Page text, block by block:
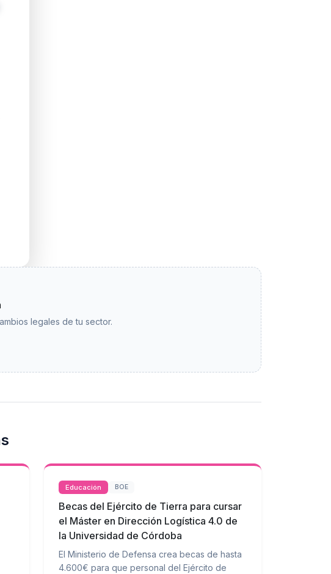
legales de tu sector.
Educación BOE
Becas del Ejército de Tierra para cursar
el Máster en Dirección Logística 4.0 de
la Universidad de Córdoba
El Ministerio de Defensa crea becas de hasta
4.600€ para que personal del Ejército de